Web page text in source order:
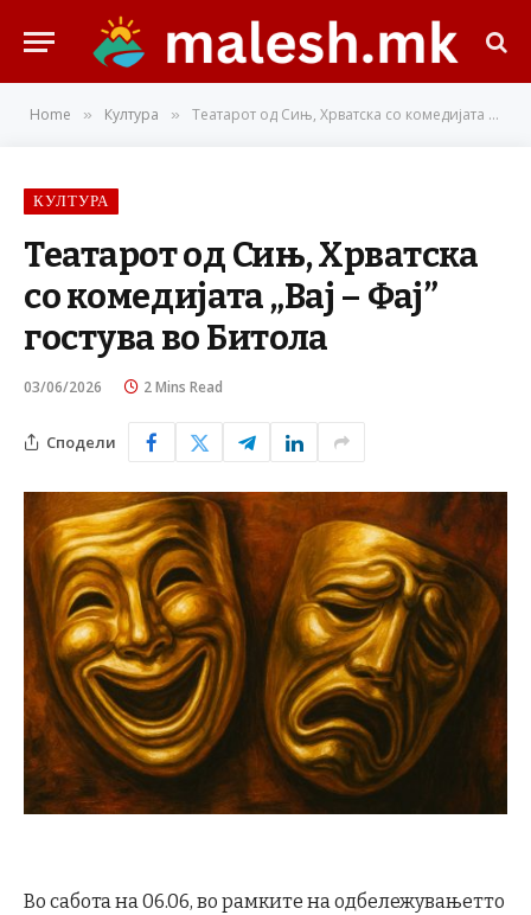
Home » Култура » Театарот од Сињ, Хрватска со комедијата „Вај – Фај” гостува во Битола
КУЛТУРА
Театарот од Сињ, Хрватска
со комедијата „Вај – Фај”
гостува во Битола
03/06/2026 2 Mins Read
Сподели
Во сабота на 06.06, во рамките на одбележувањетто